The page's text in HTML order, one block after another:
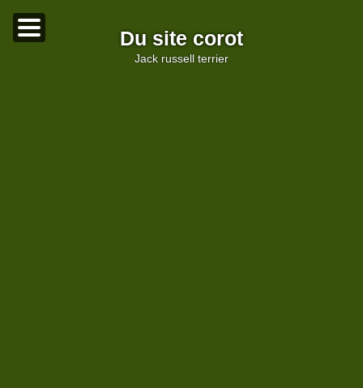
Du site corot
jack russell terrier